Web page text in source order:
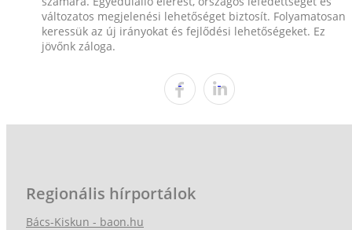
változatos megjelenési lehetőséget biztosít. Folyamatosan
keressük az új irányokat és fejlődési lehetőségeket. Ez
jövőnk záloga.
Regionális hírportálok
Bács-Kiskun - baon.hu